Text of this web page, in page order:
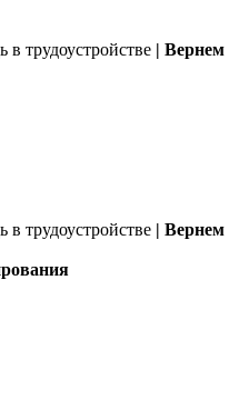
трудоустройстве | Вернем
трудоустройстве | Вернем